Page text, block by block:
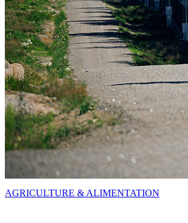
AGRICULTURE & ALIMENTATION